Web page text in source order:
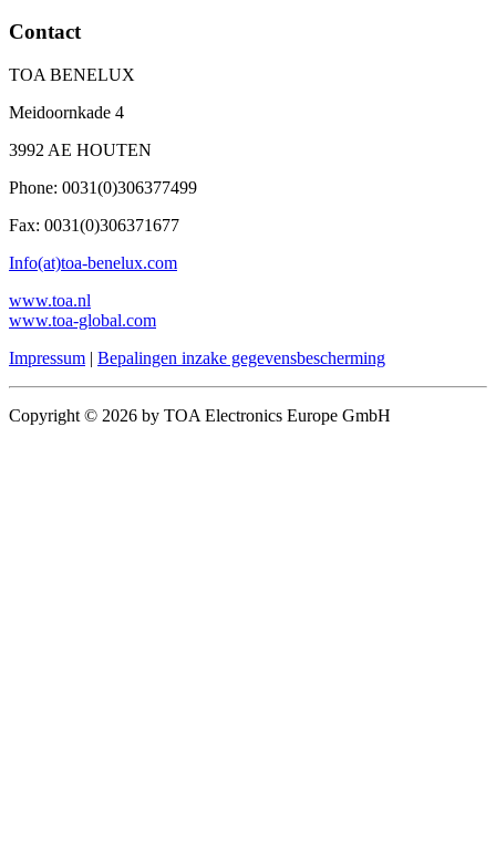
Contact
TOA BENELUX
Meidoornkade 4
3992 AE HOUTEN
Phone: 0031(0)306377499
Fax: 0031(0)306371677
Info(at)toa-benelux.com
www.toa.nl
www.toa-global.com
Impressum | Bepalingen inzake gegevensbescherming
Copyright © 2026 by TOA Electronics Europe GmbH